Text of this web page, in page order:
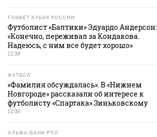
FONBET КУБОК РОССИИ
Футболист «Балтики» Эдуардо Андерсон:
«Конечно, переживал за Кондакова.
Надеюсь, с ним все будет хорошо»
12:38
ФУТБОЛ
«Фамилия обсуждалась». В «Нижнем
Новгороде» рассказали об интересе к
футболисту «Спартака» Зиньковскому
12:36
АЛЬФА-БАНК РПЛ